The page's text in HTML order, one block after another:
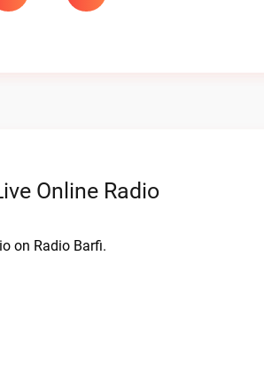
Online Radio
on Radio Barfi.